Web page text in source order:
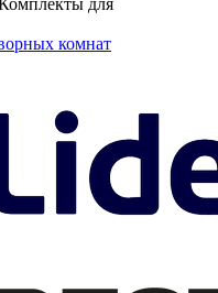
для
комнат